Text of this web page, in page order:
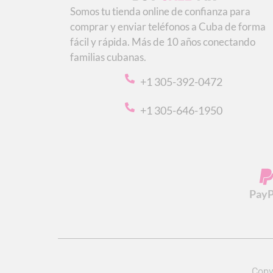
Somos tu tienda online de confianza para
comprar y enviar teléfonos a Cuba de forma
fácil y rápida. Más de 10 años conectando
familias cubanas.
+1 305-392-0472
+1 305-646-1950